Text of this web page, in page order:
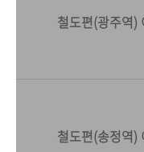
철도편(광주역)
철도편(송정역)